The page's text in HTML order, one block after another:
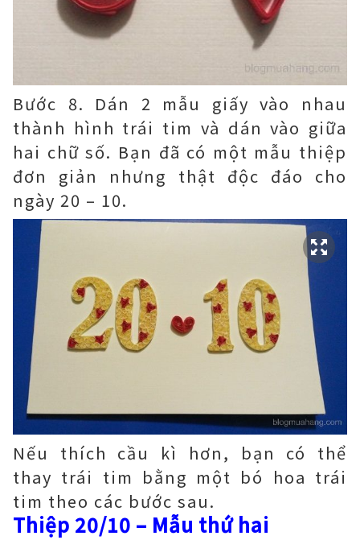
Bước 8. Dán 2 mẫu giấy vào nhau
thành hình trái tim và dán vào giữa
hai chữ số. Bạn đã có một mẫu thiệp
đơn giản nhưng thật độc đáo cho
ngày 20 – 10.
Nếu thích cầu kì hơn, bạn có thể
thay trái tim bằng một bó hoa trái
tim theo các bước sau.
Thiệp 20/10 – Mẫu thứ hai